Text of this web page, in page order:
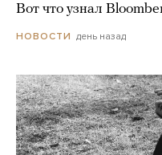
Вот что узнал
НОВОСТИ день назад